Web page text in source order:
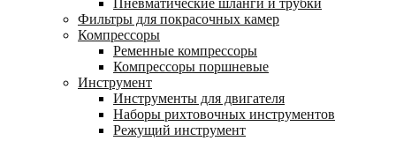
Пневматические шланги и трубки
Фильтры для покрасочных камер
Компрессоры
Ременные компрессоры
Компрессоры поршневые
Инструмент
Инструменты для двигателя
Наборы рихтовочных инструментов
Режущий инструмент